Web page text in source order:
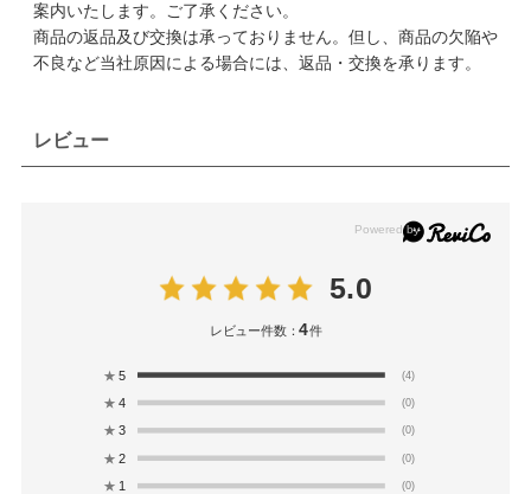
案内いたします。ご了承ください。
商品の返品及び交換は承っておりません。但し、商品の欠陥や
不良など当社原因による場合には、返品・交換を承ります。
レビュー
5.0
レビュー件数：4件
★ 5 (4)
★ 4 (0)
★ 3 (0)
★ 2 (0)
★ 1 (0)